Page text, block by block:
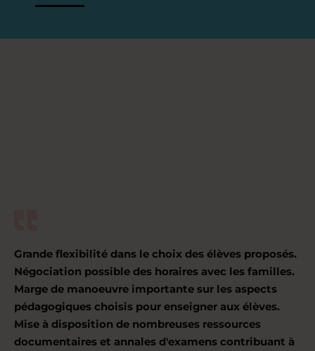
Grande flexibilité dans le choix des élèves proposés.
Négociation possible des horaires avec les familles.
Marge de manoeuvre importante sur les aspects
pédagogiques choisis pour enseigner aux élèves.
Mise à disposition de nombreuses ressources
documentaires et annales d'examens contribuant à